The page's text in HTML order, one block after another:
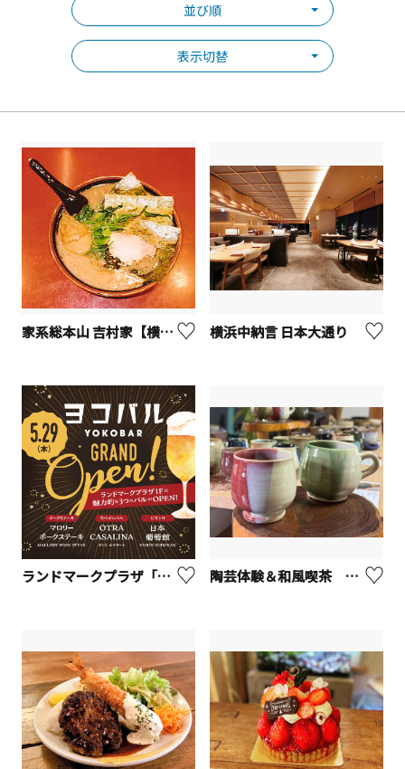
並び順
表示切替
家系総本山 吉村家【横浜市西区】 横浜中納言 日本大通り
ランドマークプラザ「ヨコバル」 陶芸体験＆和風喫茶 ひばり茶寮【座間市】